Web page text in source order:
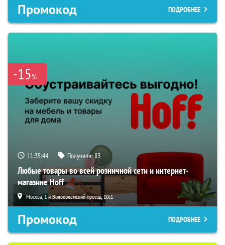
Промокод ПОДРОБНЕЕ
-15%
11:35:42 Получили:83
Любые товары во всей розничной сети и интернет-
магазине Hoff
Москва, 1-й Волоколамский проезд, 10с1
Промокод ПОДРОБНЕЕ